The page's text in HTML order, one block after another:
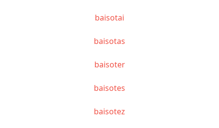
baisotai
baisotas
baisoter
baisotes
baisotez